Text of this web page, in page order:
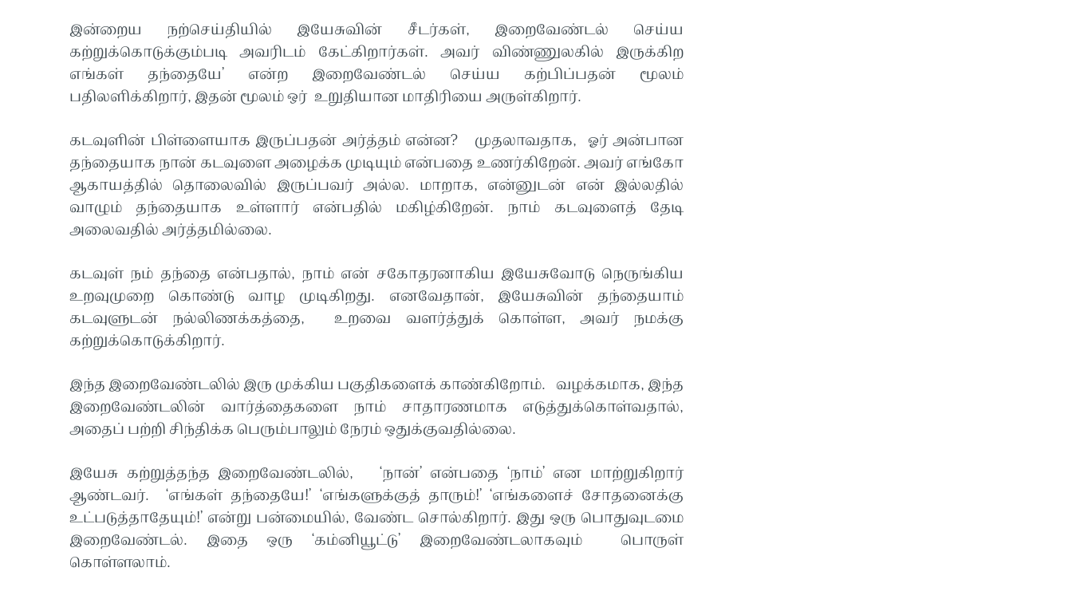
இன்றைய நற்செய்தியில் இயேசுவின் சீடர்கள், இறைவேண்டல் செய்ய
கற்றுக்கொடுக்கும்படி அவரிடம் கேட்கிறார்கள். அவர் விண்ணுலகில் இருக்கிற
எங்கள் தந்தையே’ என்ற இறைவேண்டல் செய்ய கற்பிப்பதன் மூலம்
பதிலளிக்கிறார், இதன் மூலம் ஒர் உறுதியான மாதிரியை அருள்கிறார்.
கடவுளின் பிள்ளையாக இருப்பதன் அர்த்தம் என்ன? முதலாவதாக, ஓர் அன்பான
தந்தையாக நான் கடவுளை அழைக்க முடியும் என்பதை உணர்கிறேன். அவர் எங்கோ
ஆகாயத்தில் தொலைவில் இருப்பவர் அல்ல. மாறாக, என்னுடன் என் இல்லதில்
வாழும் தந்தையாக உள்ளார் என்பதில் மகிழ்கிறேன். நாம் கடவுளைத் தேடி
அலைவதில் அர்த்தமில்லை.
கடவுள் நம் தந்தை என்பதால், நாம் என் சகோதரனாகிய இயேசுவோடு நெருங்கிய
உறவுமுறை கொண்டு வாழ முடிகிறது. எனவேதான், இயேசுவின் தந்தையாம்
கடவுளுடன் நல்லிணக்கத்தை, உறவை வளர்த்துக் கொள்ள, அவர் நமக்கு
கற்றுக்கொடுக்கிறார்.
இந்த இறைவேண்டலில் இரு முக்கிய பகுதிகளைக் காண்கிறோம். வழக்கமாக, இந்த
இறைவேண்டலின் வார்த்தைகளை நாம் சாதாரணமாக எடுத்துக்கொள்வதால்,
அதைப் பற்றி சிந்திக்க பெரும்பாலும் நேரம் ஒதுக்குவதில்லை.
இயேசு கற்றுத்தந்த இறைவேண்டலில், ‘நான்’ என்பதை ‘நாம்’ என மாற்றுகிறார்
ஆண்டவர். ‘எங்கள் தந்தையே!’ ‘எங்களுக்குத் தாரும்!’ ‘எங்களைச் சோதனைக்கு
உட்படுத்தாதேயும்!’ என்று பன்மையில், வேண்ட சொல்கிறார். இது ஒரு பொதுவுடமை
இறைவேண்டல். இதை ஒரு ‘கம்னியூட்டு’ இறைவேண்டலாகவும் பொருள்
கொள்ளலாம்.